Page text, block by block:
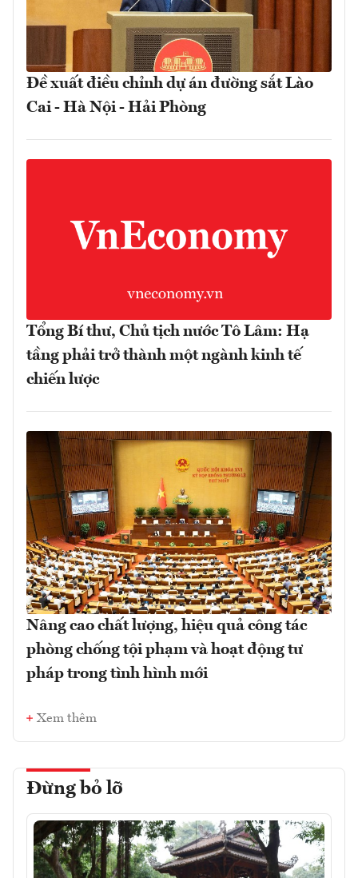
Đề xuất điều chỉnh dự án đường sắt Lào
Cai - Hà Nội - Hải Phòng
Tổng Bí thư, Chủ tịch nước Tô Lâm: Hạ
tầng phải trở thành một ngành kinh tế
chiến lược
Nâng cao chất lượng, hiệu quả công tác
phòng chống tội phạm và hoạt động tư
pháp trong tình hình mới
Xem thêm
Đừng bỏ lỡ